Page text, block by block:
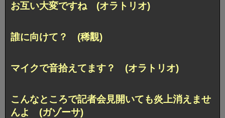
お互い大変ですね (オラトリオ)
誰に向けて？ (稀覯)
マイクで音拾えてます？ (オラトリオ)
こんなところで記者会見開いても炎上消えませ
んよ (ガゾーサ)